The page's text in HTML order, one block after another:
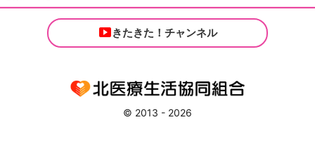
きたきた！チャンネル
© 2013 - 2026